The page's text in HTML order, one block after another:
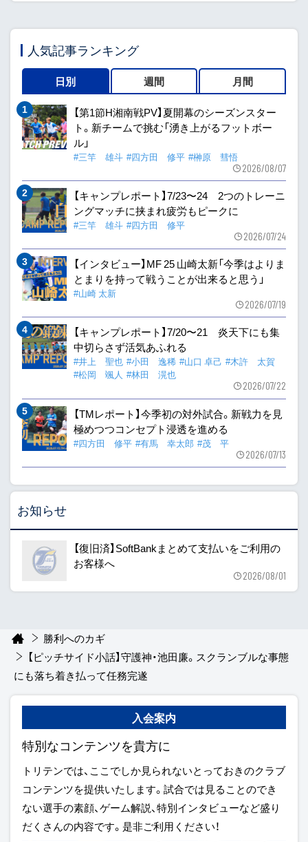
人気記事ランキング
日別 週間 月間
【第1節H湘南戦PV】夏開幕のシーズンスター
ト。新チームで挑む「湧き上がるフットボー
ル」
#三竿 雄斗 #四方田 修平 #榊原 彗悟
2026/08/07
【キャンプレポート】7/23〜24 2つのトレーニ
ングマッチに挟まれ疲労もピークに
#三竿 雄斗 #四方田 修平
2026/07/24
【インタビュー】MF 25 山崎太新「今季はよりま
とまりを持って戦うことが出来ると思う」
#山崎 太新
2026/07/19
【キャンプレポート】7/20〜21 炎天下にも集
中切らさず活気あふれる
#井上 聖也 #小田 逸稀 #山口 卓己 #木許 太賀
#松岡 颯人 #林田 滉也
2026/07/22
【TMレポート】今季初の対外試合。新戦力を見
極めつつコンセプト浸透を進める
#四方田 修平 #有馬 幸太郎 #茂 平
2026/07/13
お知らせ
【復旧済】SoftBankまとめて支払いをご利用の
お客様へ
2026/08/01
勝利へのカギ
【ピッチサイド小話】守護神・池田廉。スクランブルな事態
にも落ち着き払って任務完遂
入会案内
特別なコンテンツを貴方に
トリテンでは、ここでしか見られないとっておきのクラブ
コンテンツを提供いたします。試合では見ることのでき
ない選手の素顔、ゲーム解説、特別インタビューなど盛り
だくさんの内容です。是非ご利用ください！